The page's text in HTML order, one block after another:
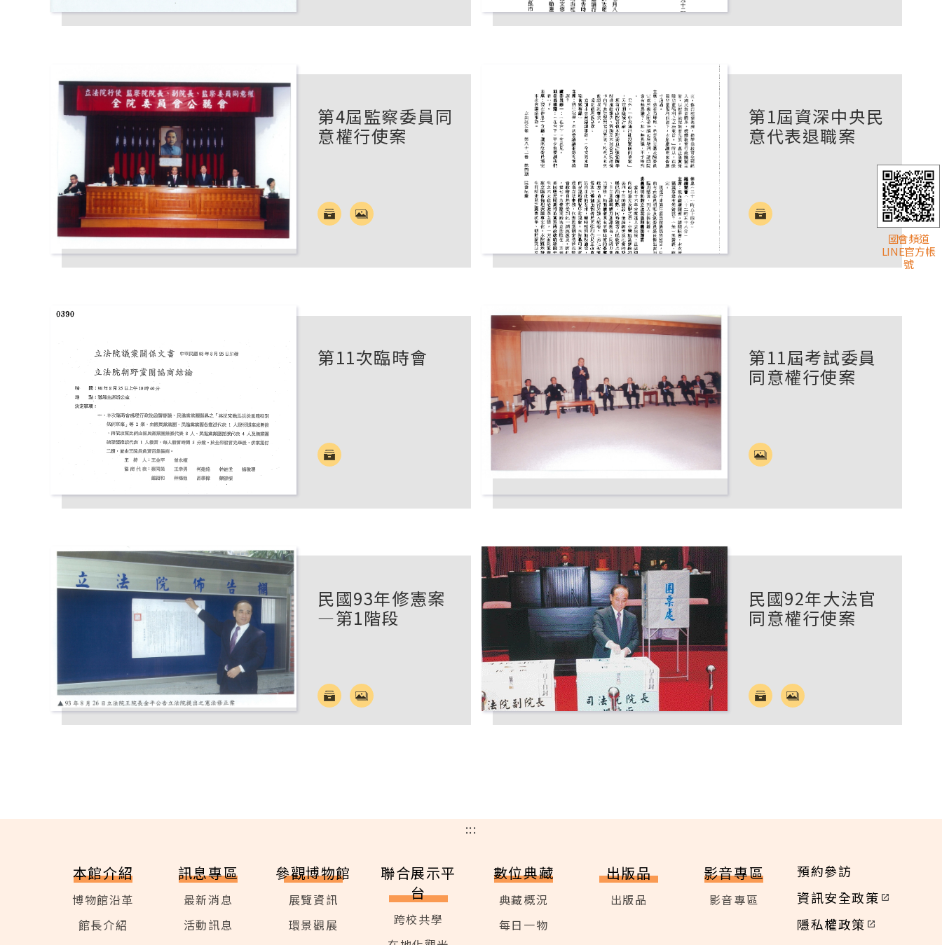
第4屆監察委員同
意權行使案
第1屆資深中央民
意代表退職案
第11次臨時會
第11屆考試委員
同意權行使案
民國93年修憲案
―第1階段
民國92年大法官
同意權行使案
:::
本館介紹
博物館沿革
館長介紹
訊息專區
最新消息
活動訊息
參觀博物館
展覽資訊
環景觀展
聯合展示平
台
跨校共學
數位典藏
典藏概況
每日一物
出版品
出版品
影音專區
影音專區
預約參訪
資訊安全政策
隱私權政策
國會頻道
LINE官方帳
號